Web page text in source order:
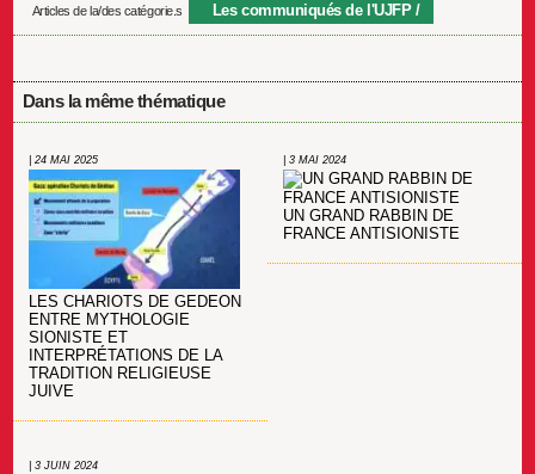
Articles de la/des catégorie.s Les communiqués de l'UJFP
Dans la même thématique
| 24 MAI 2025
LES CHARIOTS DE GEDEON
ENTRE MYTHOLOGIE
SIONISTE ET
INTERPRÉTATIONS DE LA
TRADITION RELIGIEUSE
JUIVE
| 3 MAI 2024
UN GRAND RABBIN DE
FRANCE ANTISIONISTE
| 3 JUIN 2024